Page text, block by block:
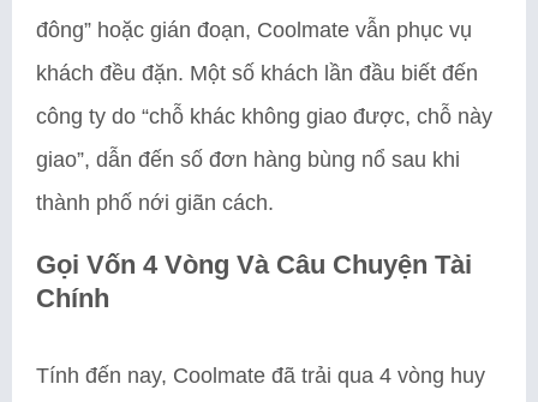
đông” hoặc gián đoạn, Coolmate vẫn phục vụ
khách đều đặn. Một số khách lần đầu biết đến
công ty do “chỗ khác không giao được, chỗ này
giao”, dẫn đến số đơn hàng bùng nổ sau khi
thành phố nới giãn cách.
Gọi Vốn 4 Vòng Và Câu Chuyện Tài
Chính
Tính đến nay, Coolmate đã trải qua 4 vòng huy